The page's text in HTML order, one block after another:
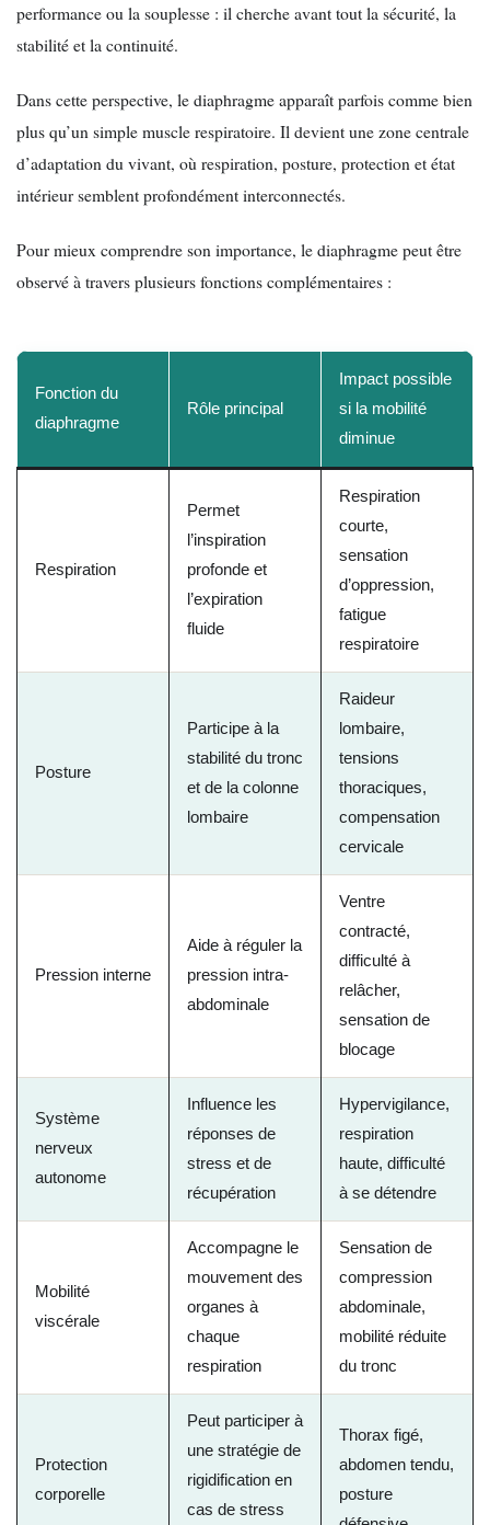
performance ou la souplesse : il cherche avant tout la sécurité, la
stabilité et la continuité.
Dans cette perspective, le diaphragme apparaît parfois comme bien
plus qu’un simple muscle respiratoire. Il devient une zone centrale
d’adaptation du vivant, où respiration, posture, protection et état
intérieur semblent profondément interconnectés.
Pour mieux comprendre son importance, le diaphragme peut être
observé à travers plusieurs fonctions complémentaires :
Fonction du
diaphragme
Rôle principal
Impact possible
si la mobilité
diminue
Respiration
Permet
l’inspiration
profonde et
l’expiration
fluide
Respiration
courte,
sensation
d’oppression,
fatigue
respiratoire
Posture
Participe à la
stabilité du tronc
et de la colonne
lombaire
Raideur
lombaire,
tensions
thoraciques,
compensation
cervicale
Pression interne
Aide à réguler la
pression intra-
abdominale
Ventre
contracté,
difficulté à
relâcher,
sensation de
blocage
Système
nerveux
autonome
Influence les
réponses de
stress et de
récupération
Hypervigilance,
respiration
haute, difficulté
à se détendre
Mobilité
viscérale
Accompagne le
mouvement des
organes à
chaque
respiration
Sensation de
compression
abdominale,
mobilité réduite
du tronc
Protection
corporelle
Peut participer à
une stratégie de
rigidification en
cas de stress
Thorax figé,
abdomen tendu,
posture